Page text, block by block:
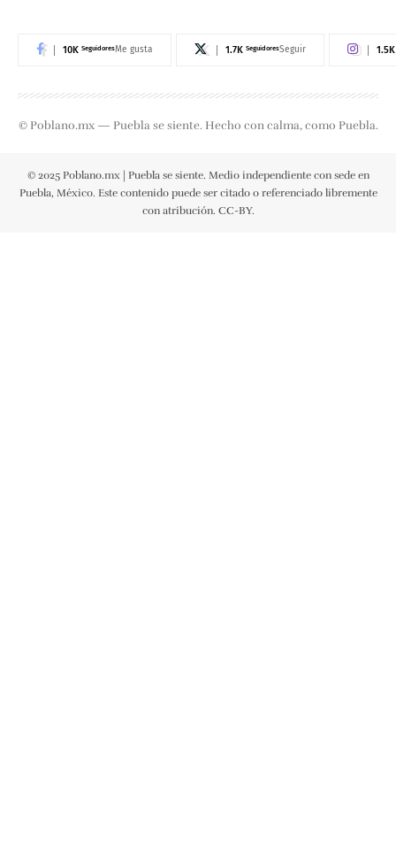
10K SeguidoresMe gusta 1.7K SeguidoresSeguir 1.5K
© Poblano.mx — Puebla se siente. Hecho con calma, como Puebla.
© 2025 Poblano.mx | Puebla se siente. Medio independiente con sede en
Puebla, México. Este contenido puede ser citado o referenciado libremente
con atribución. CC-BY.